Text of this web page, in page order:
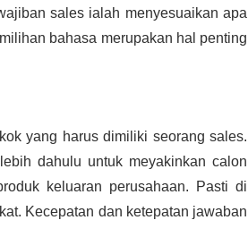
sales ialah menyesuaikan apa
bahasa merupakan hal penting
yang harus dimiliki seorang sales.
dahulu untuk meyakinkan calon
keluaran perusahaan. Pasti di
Kecepatan dan ketepatan jawaban